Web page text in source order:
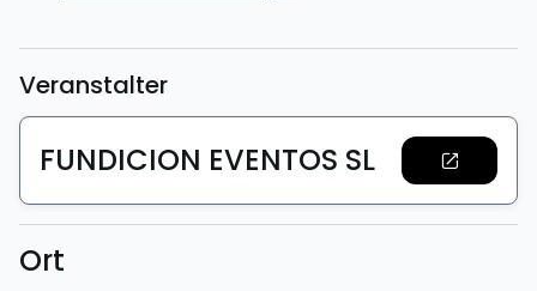
Veranstalter
FUNDICION EVENTOS SL
Ort